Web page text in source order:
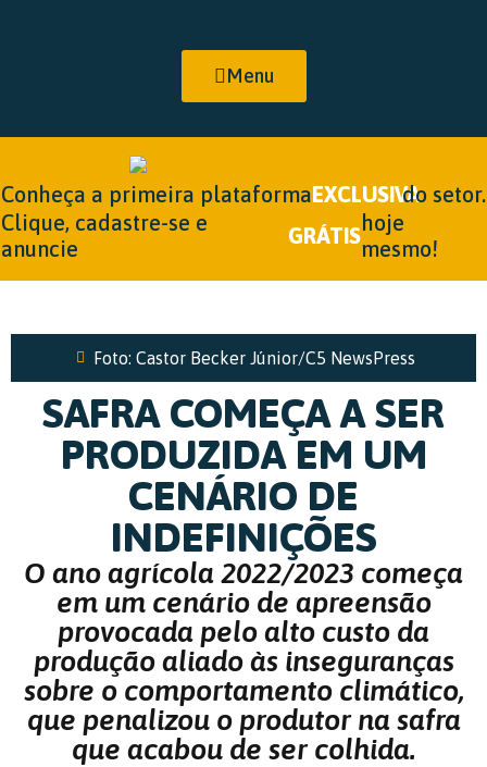
Menu
Conheça a primeira plataformaEXCLUSIVAdo setor.
Clique, cadastre-se e
anuncie
GRÁTIS
hoje
mesmo!
Foto: Castor Becker Júnior/C5 NewsPress
SAFRA COMEÇA A SER
PRODUZIDA EM UM
CENÁRIO DE
INDEFINIÇÕES
O ano agrícola 2022/2023 começa
em um cenário de apreensão
provocada pelo alto custo da
produção aliado às inseguranças
sobre o comportamento climático,
que penalizou o produtor na safra
que acabou de ser colhida.